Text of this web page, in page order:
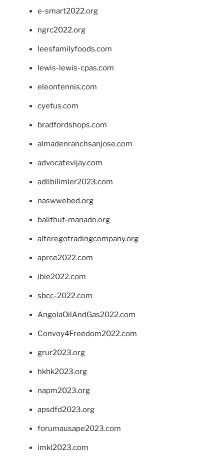
e-smart2022.org
ngrc2022.org
leesfamilyfoods.com
lewis-lewis-cpas.com
eleontennis.com
cyetus.com
bradfordshops.com
almadenranchsanjose.com
advocatevijay.com
adlibilimler2023.com
naswwebed.org
balithut-manado.org
alteregotradingcompany.org
aprce2022.com
ibie2022.com
sbcc-2022.com
AngolaOilAndGas2022.com
Convoy4Freedom2022.com
grur2023.org
hkhk2023.org
napm2023.org
apsdfd2023.org
forumausape2023.com
imkl2023.com